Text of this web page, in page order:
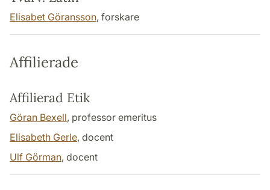
Elisabet Göransson, forskare
Affilierade
Affilierad Etik
Göran Bexell, professor emeritus
Elisabeth Gerle, docent
Ulf Görman, docent